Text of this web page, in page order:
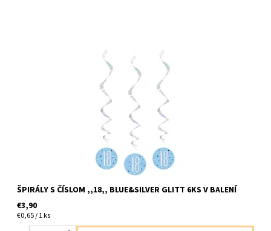
plastovo papierove visiace dekoracie špirálky s cislom ,, 18,,
modro strieborne trblietave 6ks v baleni dzka cca 80cm
ŠPIRÁLY S ČÍSLOM ,,18,, BLUE&SILVER GLITT 6KS V BALENÍ
€3,90
€0,65 / 1 ks